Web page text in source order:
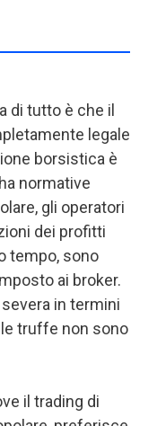
di tutto è che il
legale
borsistica è
normative
gli operatori
dei profitti
tempo, sono
ai broker.
in termini
truffe non sono
il trading di